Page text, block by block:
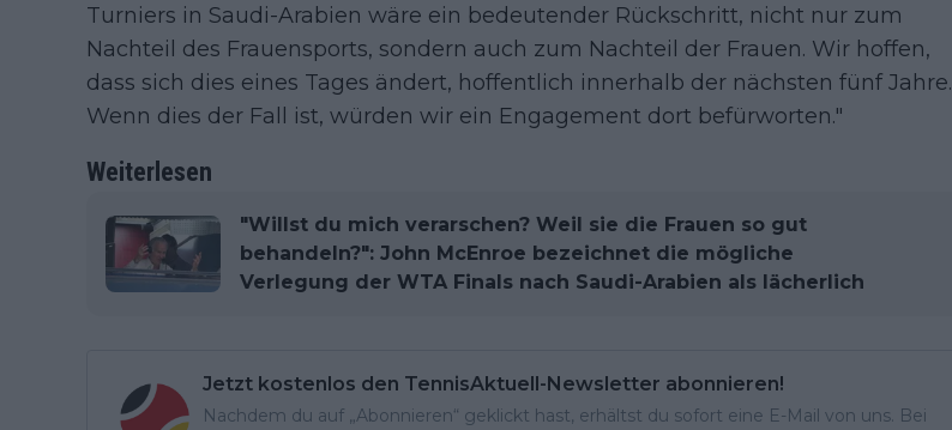
Turniers in Saudi-Arabien wäre ein bedeutender Rückschritt, nicht nur zum
Nachteil des Frauensports, sondern auch zum Nachteil der Frauen. Wir hoffen,
dass sich dies eines Tages ändert, hoffentlich innerhalb der nächsten fünf Jahre.
Wenn dies der Fall ist, würden wir ein Engagement dort befürworten."
Weiterlesen
"Willst du mich verarschen? Weil sie die Frauen so gut
behandeln?": John McEnroe bezeichnet die mögliche
Verlegung der WTA Finals nach Saudi-Arabien als lächerlich
Jetzt kostenlos den TennisAktuell-Newsletter abonnieren!
Nachdem du auf „Abonnieren“ geklickt hast, erhältst du sofort eine E-Mail von uns. Bei